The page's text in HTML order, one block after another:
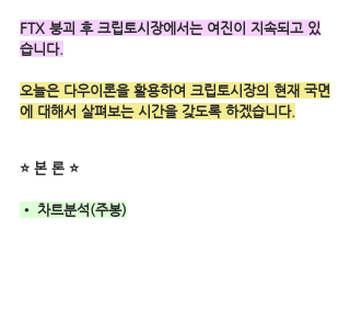
FTX 붕괴 후 크립토시장에서는 여진이 지속되고 있
습니다.
오늘은 다우이론을 활용하여 크립토시장의 현재 국면
에 대해서 살펴보는 시간을 갖도록 하겠습니다.
⭐ 본 론 ⭐
• 차트분석(주봉)